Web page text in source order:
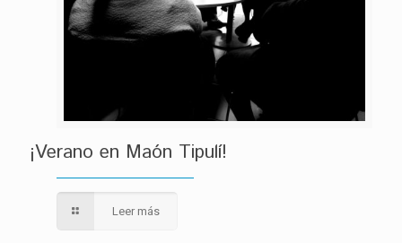
¡Verano en Maón Tipulí!
Leer más